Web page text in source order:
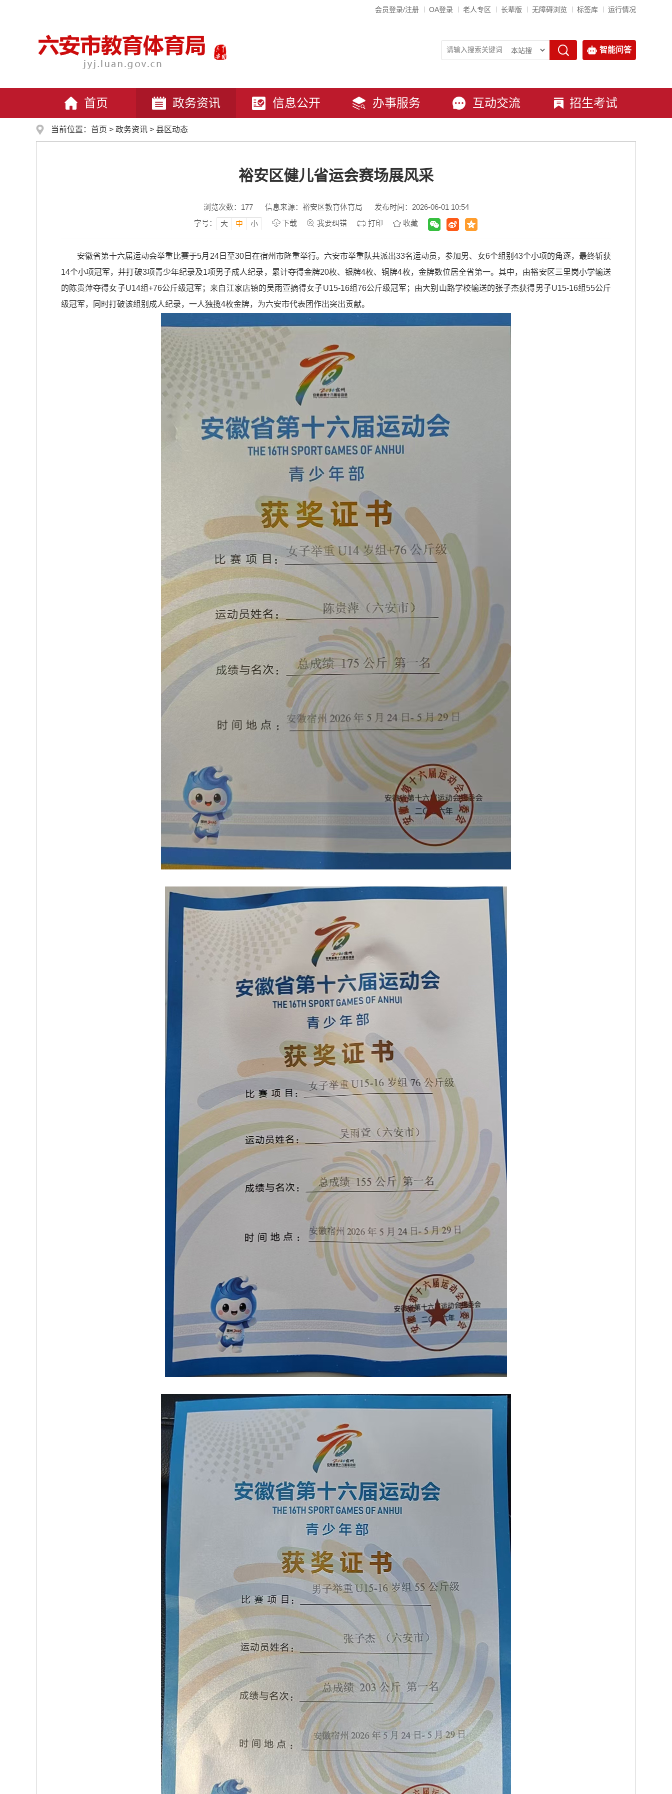
会员登录/注册 OA登录 老人专区 长辈版 无障碍浏览 标签库 运行情况
智能问答
首页 政务资讯 信息公开 办事服务 互动交流 招生考试
当前位置： 首页 > 政务资讯 > 县区动态
裕安区健儿省运会赛场展风采
浏览次数： 177 信息来源：裕安区教育体育局
发布时间：2026-06-01 10:54
字号：
大 中 小 下载 我要纠错 打印 收藏
安徽省第十六届运动会举重比赛于5月24日至30日在宿州市隆重举行。六安市举重队共派出33名运动员，参加男、女6个组别43个小项的角逐，最终斩获
14个小项冠军，并打破3项青少年纪录及1项男子成人纪录，累计夺得金牌20枚、银牌4枚、铜牌4枚，金牌数位居全省第一。其中，由裕安区三里岗小学输送
的陈贵萍夺得女子U14组+76公斤级冠军；来自江家店镇的吴雨萱摘得女子U15-16组76公斤级冠军；由大别山路学校输送的张子杰获得男子U15-16组55公斤
级冠军，同时打破该组别成人纪录，一人独揽4枚金牌，为六安市代表团作出突出贡献。